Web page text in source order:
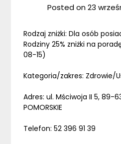
Posted on23
Rodzaj zniżki: Dla osób
Rodziny 25% zniżki na
08-15)
Kategoria/zakres: Zdrowie/
Adres: ul. Mściwoja II 5, 89-
POMORSKIE
Telefon: 52 396 91 39